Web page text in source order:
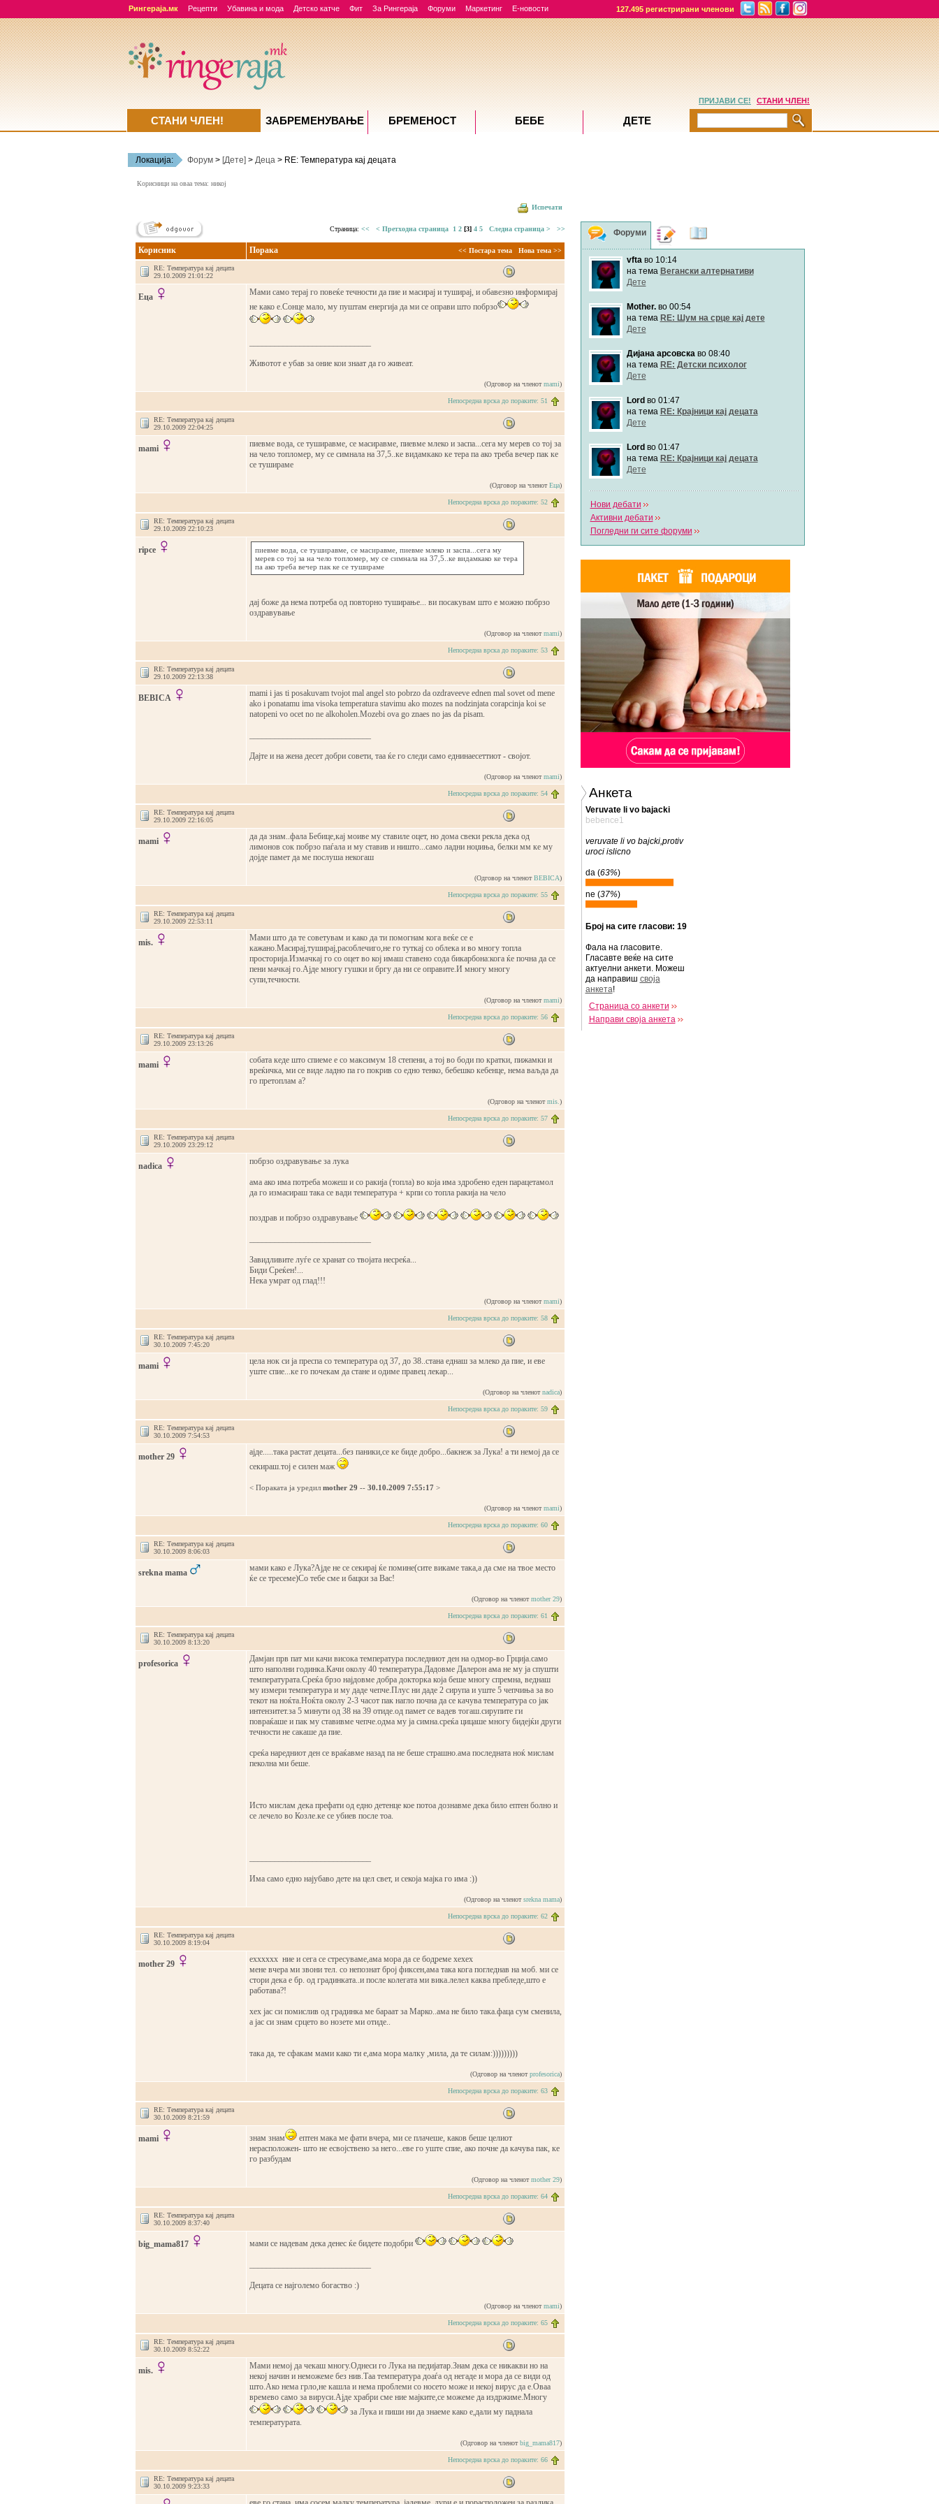
Рингераја.мк Рецепти Убавина и мода Детско катче Фит За Рингераја Форуми Маркетинг Е-новости 127.495 регистрирани членови
Локација: Форум> [Дете] > Деца> RE: Температура кај децата
Корисници на оваа тема: никој
Испечати
Страница: << < Претходна страница 1 2 [3] 4 5 Следна страница > >>
Корисник Порака << Постара тема Нова тема >>
RE: Температура кај децата
29.10.2009 21:01:22
Еца
Мами само терај го повеќе течности да пие и масирај и туширај, и обавезно информирај
не како е.Сонце мало, му пуштам енергија да ми се оправи што побрзо
Животот е убав за оние кои знаат да го живеат.
(Одговор на членотmami)
Непосредна врска до пораките: 51
RE: Температура кај децата
29.10.2009 22:04:25
mami
пиевме вода, се туширавме, се масиравме, пиевме млеко и заспа...сега му мерев со тој за
на чело топломер, му се симнала на 37,5..ке видамкако ке тера па ако треба вечер пак ке
се тушираме
(Одговор на членотЕца)
Непосредна врска до пораките: 52
RE: Температура кај децата
29.10.2009 22:10:23
ripce
пиевме вода, се туширавме, се масиравме, пиевме млеко и заспа...сега му
мерев со тој за на чело топломер, му се симнала на 37,5..ке видамкако ке тера
па ако треба вечер пак ке се тушираме
дај боже да нема потреба од повторно туширање... ви посакувам што е можно побрзо
оздравување
(Одговор на членотmami)
Непосредна врска до пораките: 53
RE: Температура кај децата
29.10.2009 22:13:38
BEBICA
mami i jas ti posakuvam tvojot mal angel sto pobrzo da ozdraveeve ednen mal sovet od mene
ako i ponatamu ima visoka temperatura stavimu ako mozes na nodzinjata corapcinja koi se
natopeni vo ocet no ne alkoholen.Mozebi ova go znaes no jas da pisam.
Дајте и на жена десет добри совети, таа ќе го следи само еднинаесеттиот - својот.
(Одговор на членотmami)
Непосредна врска до пораките: 54
RE: Температура кај децата
29.10.2009 22:16:05
mami
да да знам..фала Бебице,кај моиве му ставиле оцет, но дома свеки рекла дека од
лимонов сок побрзо паѓала и му ставив и ништо...само ладни ноџиња, белки мм ке му
дојде памет да ме послуша некогаш
(Одговор на членотBEBICA)
Непосредна врска до пораките: 55
RE: Температура кај децата
29.10.2009 22:53:11
mis.
Мами што да те советувам и како да ти помогнам кога веќе се е
кажано.Масирај,туширај,расоблечиго,не го туткај со облека и во многу топла
просторија.Измачкај го со оцет во кој имаш ставено сода бикарбона:кога ќе почна да се
пени мачкај го.Ајде многу гушки и бргу да ни се оправите.И многу многу
супи,течности.
(Одговор на членотmami)
Непосредна врска до пораките: 56
RE: Температура кај децата
29.10.2009 23:13:26
mami
собата кеде што спиеме е со максимум 18 степени, а тој во боди по кратки, пижамки и
вреќичка, ми се виде ладно па го покрив со едно тенко, бебешко кебенце, нема ваљда да
го претоплам а?
(Одговор на членотmis. )
Непосредна врска до пораките: 57
RE: Температура кај децата
29.10.2009 23:29:12
nadica побрзо оздравување за лука
ама ако има потреба можеш и со ракија (топла) во која има здробено еден парацетамол
да го измасираш така се вади температура + крпи со топла ракија на чело
поздрав и побрзо оздравување
Завидливите луѓе се хранат со твојата несреќа...
Биди Среќен!...
Нека умрат од глад!!!
(Одговор на членотmami)
Непосредна врска до пораките: 58
RE: Температура кај децата
30.10.2009 7:45:20
mami
цела нок си ја преспа со температура од 37, до 38..стана еднаш за млеко да пие, и еве
уште спие...ке го почекам да стане и одиме правец лекар...
(Одговор на членотnadica)
Непосредна врска до пораките: 59
RE: Температура кај децата
30.10.2009 7:54:53
mother 29
ајде.....така растат децата...без паники,се ке биде добро...бакнеж за Лука! а ти немој да се
секираш.тој е силен маж
< Поракaта ја уредил mother 29 -- 30.10.2009 7:55:17 >
(Одговор на членотmami)
Непосредна врска до пораките: 60
RE: Температура кај децата
30.10.2009 8:06:03
srekna mama
мами како е Лука?Ајде не се секирај ќе помине(сите викаме така,а да сме на твое место
ќе се тресеме)Со тебе сме и бацки за Вас!
(Одговор на членотmother 29)
Непосредна врска до пораките: 61
RE: Температура кај децата
30.10.2009 8:13:20
profesorica
Дамјан прв пат ми качи висока температура последниот ден на одмор-во Грција.само
што наполни годинка.Качи околу 40 температура.Дадовме Далерон ама не му ја спушти
температурата.Среќа брзо најдовме добра докторка која беше многу спремна, веднаш
му измери температура и му даде чепче.Плус ни даде 2 сирупа и уште 5 чепчиња за во
текот на ноќта.Ноќта околу 2-3 часот пак нагло почна да се качува температура со јак
интензитет.за 5 минути од 38 на 39 отиде.од памет се вадев тогаш.сирупите ги
повраќаше и пак му ставивме чепче.одма му ја симна.среќа цицаше многу бидејќи други
течности не сакаше да пие.
среќа наредниот ден се враќавме назад па не беше страшно.ама последната ноќ мислам
пеколна ми беше.
Исто мислам дека префати од едно детенце кое потоа дознавме дека било ептен болно и
се лечело во Козле.ке се убиев после тоа.
Има само едно најубаво дете на цел свет, и секоја мајка го има :))
(Одговор на членотsrekna mama)
Непосредна врска до пораките: 62
RE: Температура кај децата
30.10.2009 8:19:04
mother 29
ехххххх ние и сега се стресуваме,ама мора да се бодреме хехех
мене вчера ми звони тел. со непознат број фиксен,ама така когa погледнав на моб. ми се
стори дека е бр. од градинката..и после колегата ми вика.лелел каква пребледе,што е
работава?!
хех јас си помислив од градинка ме бараат за Марко..ама не било така.фаца сум сменила,
а јас си знам срцето во нозете ми отиде..
така да, те сфакам мами како ти е,ама мора малку ,мила, да те силам:)))))))))
(Одговор на членотprofesorica)
Непосредна врска до пораките: 63
RE: Температура кај децата
30.10.2009 8:21:59
mami знам знам
ептен мака ме фати вчера, ми се плачеше, каков беше целиот
нерасположен- што не есвојствено за него...еве го уште спие, ако почне да качува пак, ке
го разбудам
(Одговор на членотmother 29)
Непосредна врска до пораките: 64
RE: Температура кај децата
30.10.2009 8:37:40
big_mama817 мами се надевам дека денес ќе бидете подобри
Децата се најголемо богаство :)
(Одговор на членотmami)
Непосредна врска до пораките: 65
RE: Температура кај децата
30.10.2009 8:52:22
mis.
Мами немој да чекаш многу.Однеси го Лука на педијатар.Знам дека се никакви но на
некој начин и неможеме без нив.Таа температура доаѓа од негаде и мора да се види од
што.Ако нема грло,не кашла и нема проблеми со носето може и некој вирус да е.Оваа
времево само за вируси.Ајде храбри сме ние мајките,се можеме да издржиме.Многу
за Лука и пиши ни да знаеме како е,дали му паднала
температурата.
(Одговор на членотbig_mama817)
Непосредна врска до пораките: 66
RE: Температура кај децата
30.10.2009 9:23:33
Форуми Дневници
vftaво 10:14
на тема Вегански алтернативи
Дете
Mother.во 00:54
на тема RE: Шум на срце кај дете
Дете
Дијана арсовскаво 08:40
на тема RE: Детски психолог
Дете
Lord во 01:47
на тема RE: Крајници кај децата
Дете
Lord во 01:47
на тема RE: Крајници кај децата
Дете
Нови дебати
Активни дебати
Погледни ги сите форуми
Анкета
Veruvate li vo bajacki
bebence1
veruvate li vo bajcki,protiv
uroci islicno
da (63%)
ne (37%)
Број на сите гласови: 19
Фала на гласовите.
Гласавте веќе на сите
актуелни анкети. Можеш
да направиш своја
анкета!
Страница со анкети
Направи своја анкета
ПРИЈАВИ СЕ! СТАНИ ЧЛЕН!
СТАНИ ЧЛЕН! ЗАБРЕМЕНУВАЊE БРЕМЕНОСТ БЕБЕ ДЕТЕ